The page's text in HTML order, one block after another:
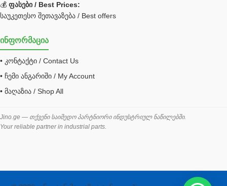
ქვაბი გათბობა მილები
შემაერთებელი / გადამყვანი UNF ORFS
შემაერთებელი BSPP /გადამყვანი
შესაფუთი მანქანა ვაკუმით
შლანგი
საწვავის შლანგი
💰 ფასები / Best Prices:
საუკეთესო შეთავაზება / Best offers
ინფორმაცია
• კონტაქტი / Contact Us
• ჩემი ანგარიში / My Account
• მაღაზია / Shop All
Jino.ge — თქვენი საიმედო პარტნიორი ინდუსტრიულ ნაწილებში.
Your reliable partner in industrial parts.